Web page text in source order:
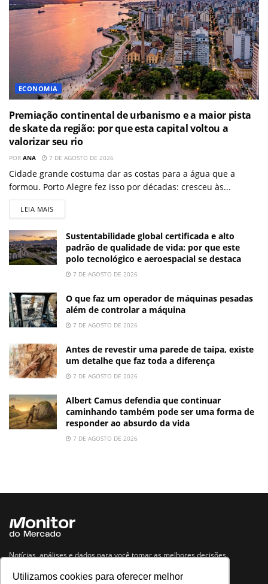
Utilizamos cookies para oferecer melhor
ECONOMIA
Premiação continental de urbanismo e a maior pista
de skate da região: por que esta capital voltou a
valorizar seu rio
POR ANA 7 DE AGOSTO DE 2026
Cidade grande costuma dar as costas para a água que a
formou. Porto Alegre fez isso por décadas: cresceu às...
LEIA MAIS
Sustentabilidade global certificada e alto
padrão de qualidade de vida: por que este
polo tecnológico e aeroespacial se destaca
7 DE AGOSTO DE 2026
O que faz um operador de máquinas pesadas
além de controlar a máquina
7 DE AGOSTO DE 2026
Antes de revestir uma parede de taipa, existe
um detalhe que faz toda a diferença
7 DE AGOSTO DE 2026
Albert Camus defendia que continuar
caminhando também pode ser uma forma de
responder ao absurdo da vida
7 DE AGOSTO DE 2026
Notícias, análises e dados para você tomar as melhores decisões.
Navegue no site